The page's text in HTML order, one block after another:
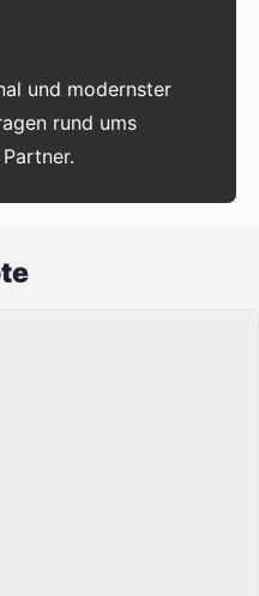
und modernster
rund ums